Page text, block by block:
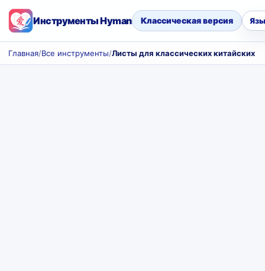
Инструменты Hyman Классическая версия
Главная/Все инструменты/Листы для классических китайских